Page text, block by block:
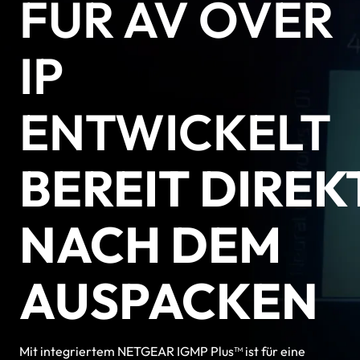
FÜR AV OVER
IP
ENTWICKELT
BEREIT
NACH DEM
AUSPACKEN
Mit integriertem NETGEAR IGMP Plus™ ist für eine